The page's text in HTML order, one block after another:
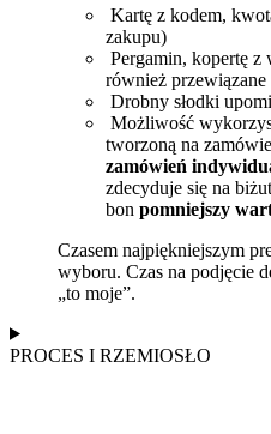
Kartę z kodem,
zakupu)
Pergamin, kopertę z
również przewiązane
Drobny słodki
Możliwość
tworzoną na
zamówień
zdecyduje się na
bon pomniejszy
Czasem najpiękniejszym
wyboru. Czas na podjęcie
„to moje”.
PROCES I RZEMIOSŁO